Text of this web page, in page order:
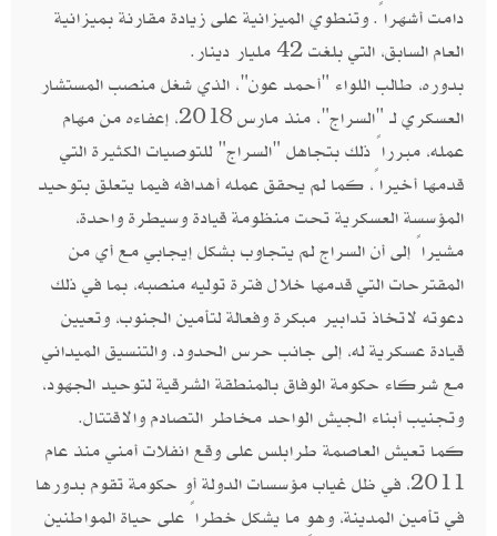
دامت أشهراً. وتنطوي الميزانية على زيادة مقارنة بميزانية
العام السابق، التي بلغت 42 مليار دينار.
بدوره، طالب اللواء "أحمد عون"، الذي شغل منصب المستشار
العسكري لـ "السراج"، منذ مارس 2018، إعفاءه من مهام
عمله، مبرراً ذلك بتجاهل "السراج" للتوصيات الكثيرة التي
قدمها أخيراً، كما لم يحقق عمله أهدافه فيما يتعلق بتوحيد
المؤسسة العسكرية تحت منظومة قيادة وسيطرة واحدة،
مشيراً إلى أن السراج لم يتجاوب بشكل إيجابي مع أي من
المقترحات التي قدمها خلال فترة توليه منصبه، بما في ذلك
دعوته لاتخاذ تدابير مبكرة وفعالة لتأمين الجنوب، وتعيين
قيادة عسكرية له، إلى جانب حرس الحدود، والتنسيق الميداني
مع شركاء حكومة الوفاق بالمنطقة الشرقية لتوحيد الجهود،
وتجنيب أبناء الجيش الواحد مخاطر التصادم والاقتتال.
كما تعيش العاصمة طرابلس على وقع انفلات أمني منذ عام
2011، في ظل غياب مؤسسات الدولة أو حكومة تقوم بدورها
في تأمين المدينة، وهو ما يشكل خطراً على حياة المواطنين